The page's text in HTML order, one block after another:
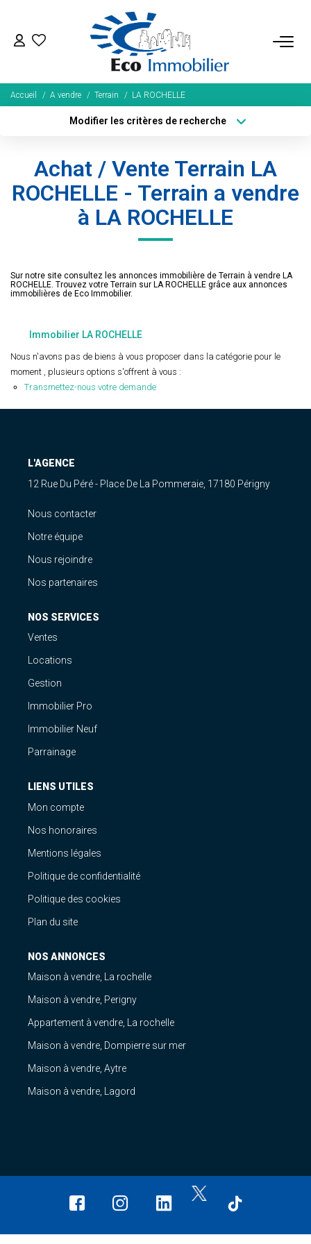
ACHETER
Tous Nos Biens
Fonds De Commerce
LOUER
BIENS VENDUS
NOS SERVICES
Gestion
Immobilier Pro
Immobilier Neuf
Parrainage
Qui Sommes-Nous ?
Accueil A vendre Terrain LA ROCHELLE
Modifier les critères de recherche
Sélectionnez...
Type de bien
Surface min
Plus de critères
Achat / Vente Terrain LA
ROCHELLE - Terrain a vendre
à LA ROCHELLE
Sur notre site consultez les annonces immobilière de Terrain à vendre LA
ROCHELLE. Trouvez votre Terrain sur LA ROCHELLE grâce aux annonces
immobilières de Eco Immobilier.
Immobilier LA ROCHELLE
Nous n'avons pas de biens à vous proposer dans la catégorie pour le
moment , plusieurs options s'offrent à vous :
Transmettez-nous votre demande
L'AGENCE
12 Rue Du Péré - Place De La Pommeraie, 17180 Périgny
Nous contacter
Notre équipe
Nous rejoindre
Nos partenaires
NOS SERVICES
Ventes
Locations
Gestion
Immobilier Pro
Immobilier Neuf
Parrainage
LIENS UTILES
Mon compte
Nos honoraires
Mentions légales
Politique de confidentialité
Politique des cookies
Plan du site
NOS ANNONCES
Maison à vendre, La rochelle
Maison à vendre, Perigny
Appartement à vendre, La rochelle
Maison à vendre, Dompierre sur mer
Maison à vendre, Aytre
Maison à vendre, Lagord